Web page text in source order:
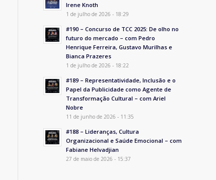
Irene Knoth
1 de julho de 2026 - 18:29
#190 – Concurso de TCC 2025: De olho no
futuro do mercado – com Pedro
Henrique Ferreira, Gustavo Murilhas e
Bianca Prazeres
1 de julho de 2026 - 18:22
#189 – Representatividade, Inclusão e o
Papel da Publicidade como Agente de
Transformação Cultural – com Ariel
Nobre
11 de junho de 2026 - 11:35
#188 – Lideranças, Cultura
Organizacional e Saúde Emocional – com
Fabiane Helvadjian
27 de maio de 2026 - 15:37